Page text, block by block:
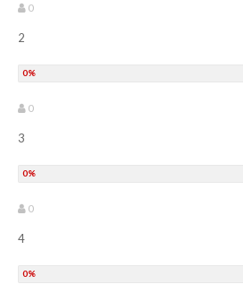
0
2
0
3
0
4